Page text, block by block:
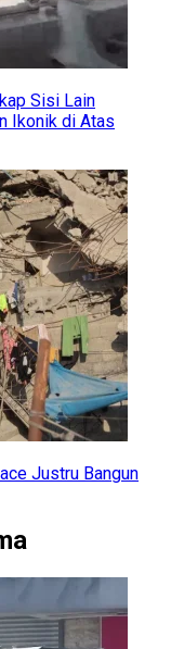
Sisi Lain
Ikonik di Atas
Justru Bangun